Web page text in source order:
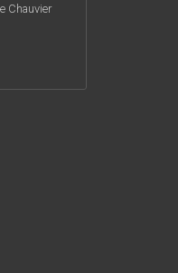
Chauvier